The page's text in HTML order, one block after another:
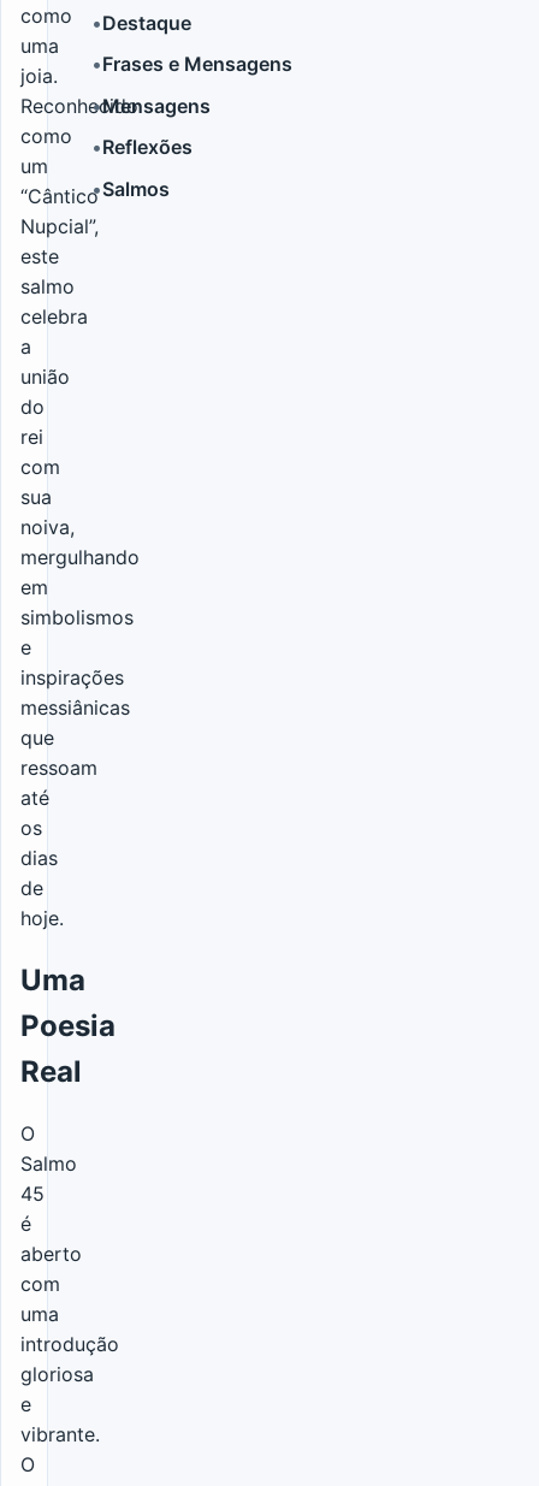
como
uma
joia.
Reconhecido
como
um
“Cântico
Nupcial”,
este
salmo
celebra
a
união
do
rei
com
sua
noiva,
mergulhando
em
simbolismos
e
inspirações
messiânicas
que
ressoam
até
os
dias
de
hoje.
Uma
Poesia
Real
O
Salmo
45
é
aberto
com
uma
introdução
gloriosa
e
vibrante.
O
LER MAIS
•Destaque
•Frases e Mensagens
•Mensagens
•Reflexões
•Salmos